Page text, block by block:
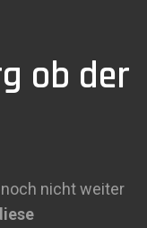
ob der
nicht weiter